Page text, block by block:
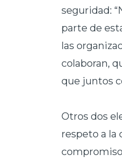
seguridad:
parte de
las
colaboran,
que juntos
Otros dos
respeto a la